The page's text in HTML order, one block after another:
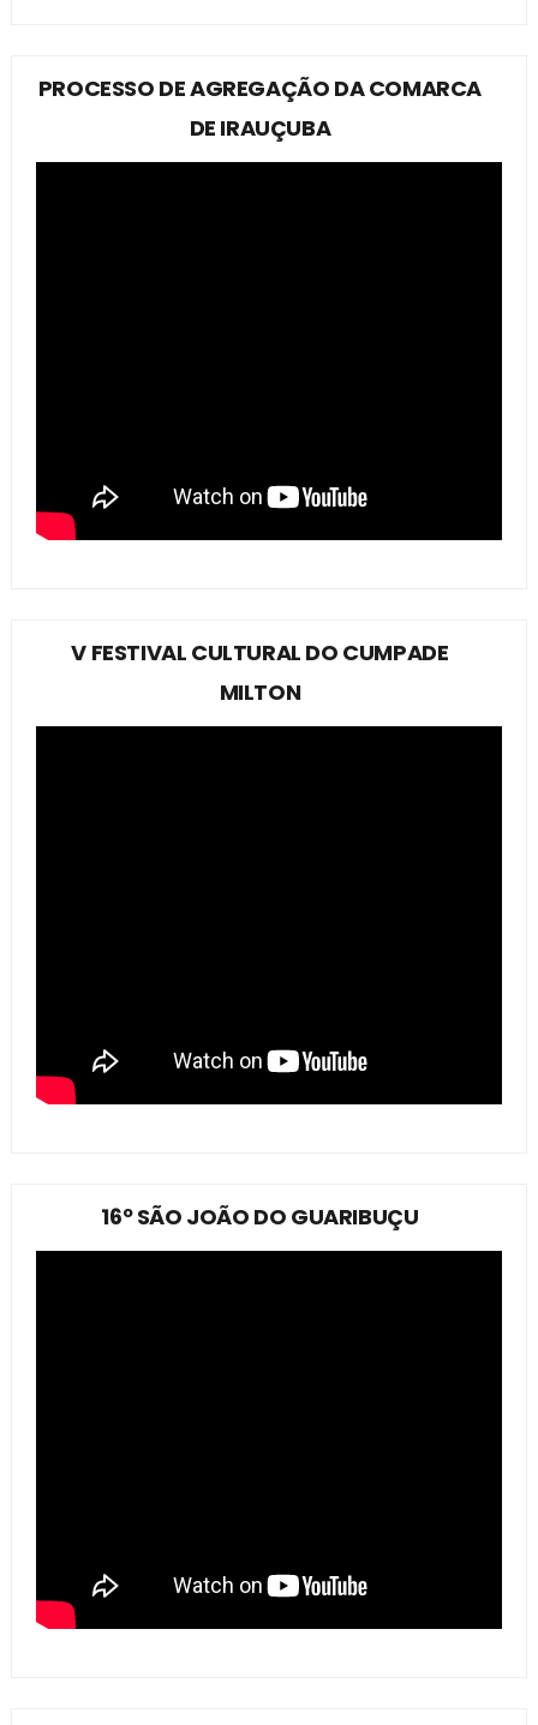
PROCESSO DE AGREGAÇÃO DA COMARCA
DE IRAUÇUBA
V FESTIVAL CULTURAL DO CUMPADE
MILTON
16º SÃO JOÃO DO GUARIBUÇU